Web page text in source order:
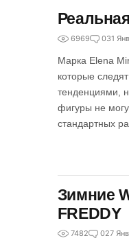
6969 031
Марка Elena
которые
тенденциями,
фигуры не
стандартных
Зимние
FREDDY
7482 027